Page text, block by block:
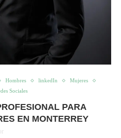
Hombres linkedIn
Mujeres
Sociales
PARA
EN MONTERREY